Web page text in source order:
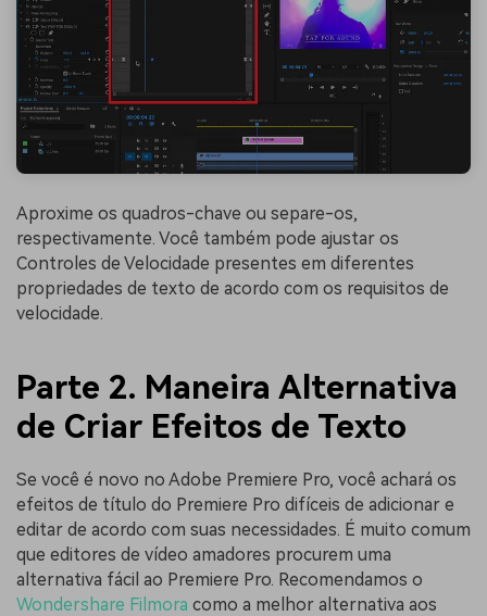
Aproxime os quadros-chave ou separe-os,
respectivamente. Você também pode ajustar os
Controles de Velocidade presentes em diferentes
propriedades de texto de acordo com os requisitos de
velocidade.
Parte 2. Maneira Alternativa
de Criar Efeitos de Texto
Se você é novo no Adobe Premiere Pro, você achará os
efeitos de título do Premiere Pro difíceis de adicionar e
editar de acordo com suas necessidades. É muito comum
que editores de vídeo amadores procurem uma
alternativa fácil ao Premiere Pro. Recomendamos o
Wondershare Filmora como a melhor alternativa aos